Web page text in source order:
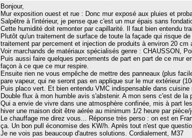
Bonjour,
Mur exposition ouest et rue : Donc mur exposé aux pluies et
Salpêtre à l'intérieur, je pense que c'est un mur épais sans
Cette humidité doit remonter par capillarité. Il faut bien entendu
Plutôt qu'un traitement de surface de toute la façade qui risque
traitement par percement et injection de produits à environ 20 cm
Voir marchands de matériaux spécialisés genre : CHAUSSON,
Puis aussi faire quelques percements de part en part de ce mur
façon à ce que ce mur respire.
Ensuite rien ne vous empêche de mettre des panneaux (plus
pare vapeur, qui ne seront pas en applique sur le mur extérieur
Puis placo vert. Et bien entendu VMC indispensable dans cuisine
Double flux à mon humble avis s'abstenir. A mon sens c'est de
Qui a envie de vivre dans une atmosphère confinée, mis à part
hiver une maison doit être aérée au minimum 1/2 heure par pièce/
Le chauffage me direz vous... Réponse très perso : on est en
ça. Un bon pull économise des KW/h. Après tout n'est que
Je ne vois pas beaucoup d'autres solutions. Cordialement, M37